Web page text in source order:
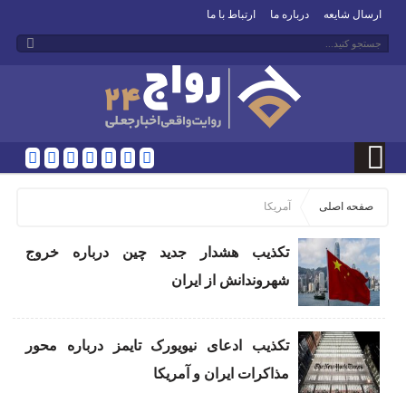
ارسال شایعه درباره ما ارتباط با ما
صفحه اصلی آمریکا
تکذیب هشدار جدید چین درباره خروج
شهروندانش از ایران
تکذیب ادعای نیویورک تایمز درباره محور
مذاکرات ایران و آمریکا